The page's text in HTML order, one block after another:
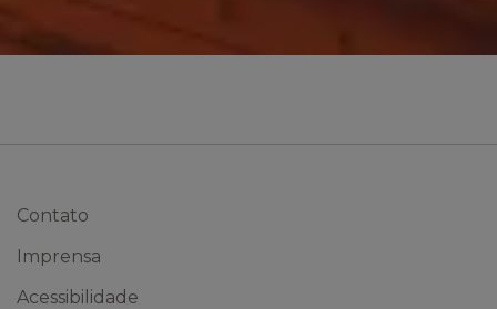
Contato
Imprensa
Acessibilidade